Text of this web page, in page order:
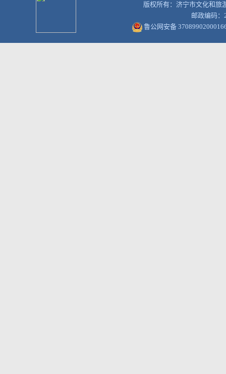
版权所有：济宁市文化和
邮政编码
鲁公网安备